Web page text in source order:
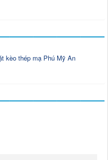
kèo thép mạ Phú Mỹ An